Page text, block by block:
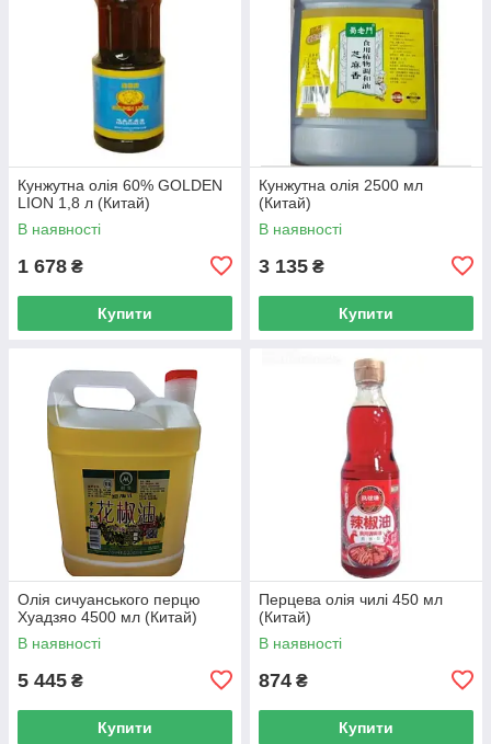
Кунжутна олія 60% GOLDEN
LION 1,8 л (Китай)
В наявності
1 678 ₴
Купити
Кунжутна олія 2500 мл
(Китай)
В наявності
3 135 ₴
Купити
Олія сичуанського перцю
Хуадзяо 4500 мл (Китай)
В наявності
5 445 ₴
Купити
Перцева олія чилі 450 мл
(Китай)
В наявності
874 ₴
Купити